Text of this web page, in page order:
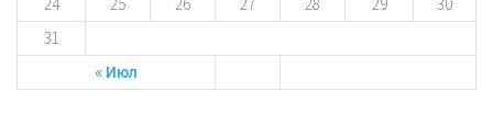
« Июл
31